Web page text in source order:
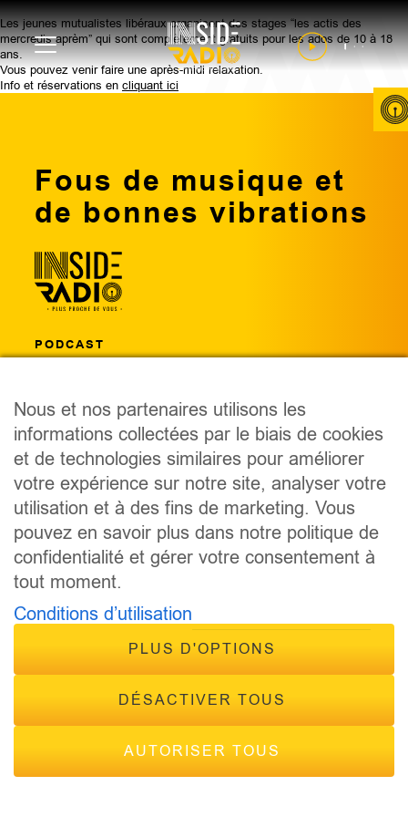
Les jeunes mutualistes libéraux organisent des stages “les actis des
mercredis aprèm” qui sont complètement gratuits pour les ados de 10 à 18
ans.
Vous pouvez venir faire une après-midi relaxation.
Info et réservations en cliquant ici
Fous de musique et
de bonnes vibrations
PODCAST
CONCOURS
ÉVÈNEMENTS
CONTACT
FRÉQUENCES
© 2026 - Tous droits réservés Inside Radio, site réalisé par
Inside Communication
Politique de confidentialité
Nous et nos partenaires utilisons les
informations collectées par le biais de cookies
et de technologies similaires pour améliorer
votre expérience sur notre site, analyser votre
utilisation et à des fins de marketing. Vous
pouvez en savoir plus dans notre politique de
confidentialité et gérer votre consentement à
tout moment.
Conditions d’utilisation
PLUS D'OPTIONS
DÉSACTIVER TOUS
AUTORISER TOUS